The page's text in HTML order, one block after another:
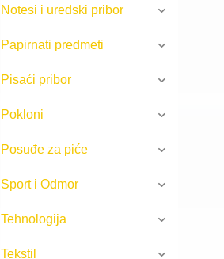
Notesi i uredski pribor
Papirnati predmeti
Pisaći pribor
Pokloni
Posuđe za piće
Sport i Odmor
Tehnologija
Tekstil